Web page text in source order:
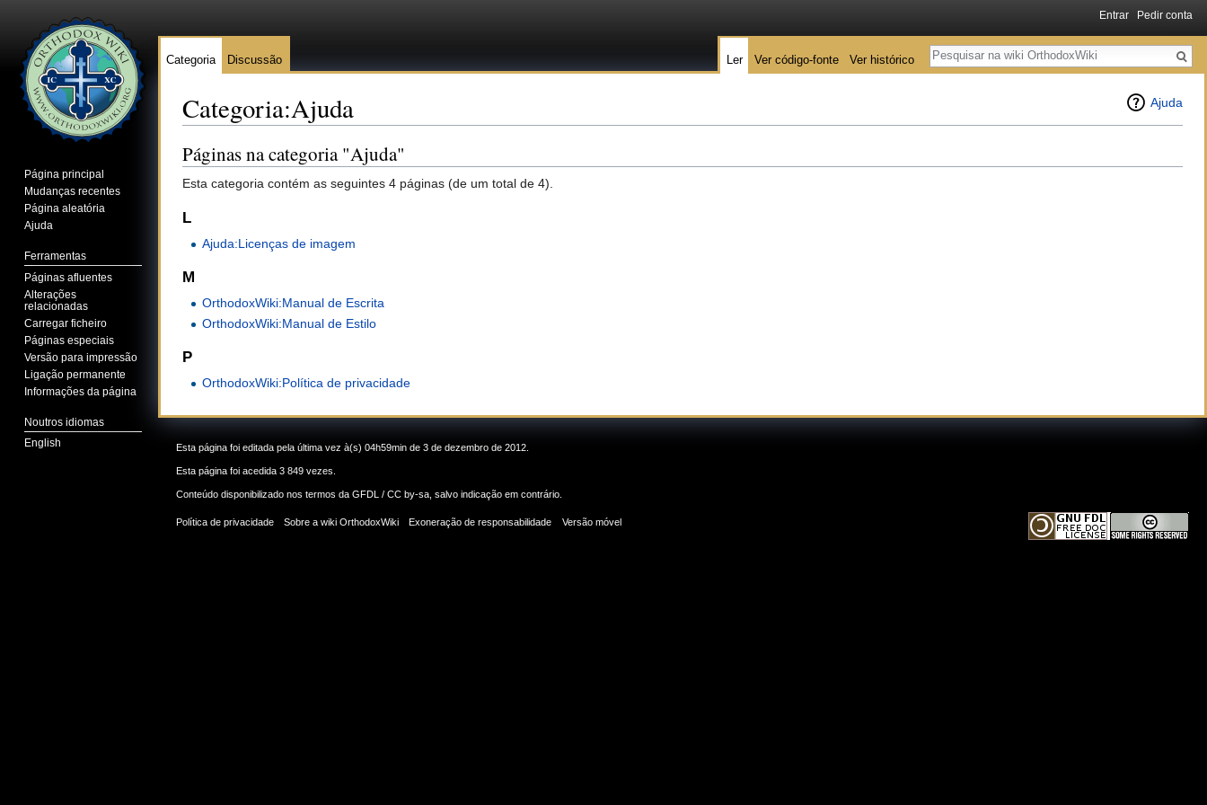
Ajuda
Categoria:Ajuda
Páginas na categoria "Ajuda"
Esta categoria contém as seguintes 4 páginas (de um total de 4).
L
Ajuda:Licenças de imagem
M
OrthodoxWiki:Manual de Escrita
OrthodoxWiki:Manual de Estilo
P
OrthodoxWiki:Política de privacidade
Entrar Pedir conta
Categoria Discussão Ler Ver código-fonte Ver histórico
Pesquisa
Página principal
Mudanças recentes
Página aleatória
Ajuda
Ferramentas
Páginas afluentes
Alterações
relacionadas
Carregar ficheiro
Páginas especiais
Versão para impressão
Ligação permanente
Informações da página
Noutros idiomas
English
Esta página foi editada pela última vez à(s) 04h59min de 3 de dezembro de 2012.
Esta página foi acedida 3 849 vezes.
Conteúdo disponibilizado nos termos da GFDL / CC by-sa, salvo indicação em contrário.
Política de privacidade Sobre a wiki OrthodoxWiki Exoneração de responsabilidade Versão móvel